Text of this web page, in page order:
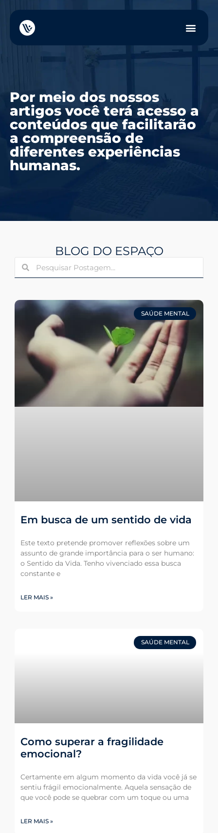
Por meio dos nossos
artigos você terá acesso a
conteúdos que facilitarão
a compreensão de
diferentes experiências
humanas.
BLOG DO ESPAÇO
SAÚDE MENTAL
Em busca de um sentido de vida
Este texto pretende promover reflexões sobre um
assunto de grande importância para o ser humano:
o Sentido da Vida. Tenho vivenciado essa busca
constante e
LER MAIS »
SAÚDE MENTAL
Como superar a fragilidade
emocional?
Certamente em algum momento da vida você já se
sentiu frágil emocionalmente. Aquela sensação de
que você pode se quebrar com um toque ou uma
LER MAIS »